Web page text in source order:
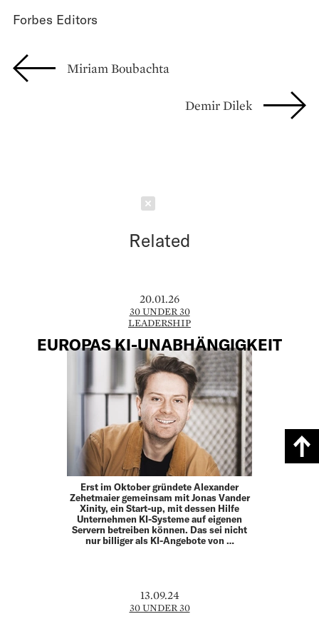
Forbes Editors
Miriam Boubachta
Demir Dilek
Related
20.01.26
30 UNDER 30
LEADERSHIP
EUROPAS KI-UNABHÄNGIGKEIT
Erst im Oktober gründete Alexander
Zehetmaier gemeinsam mit Jonas Vander
Xinity, ein Start-up, mit dessen Hilfe
Unternehmen KI-Systeme auf eigenen
Servern betreiben können. Das sei nicht
nur billiger als KI-Angebote von …
13.09.24
30 UNDER 30